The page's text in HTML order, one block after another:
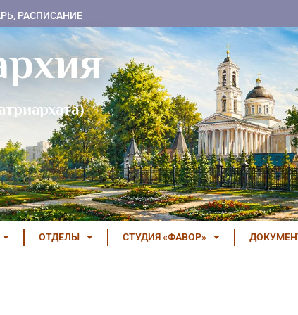
РАСПИСАНИЕ
ОТДЕЛЫ СТУДИЯ «ФАВОР»